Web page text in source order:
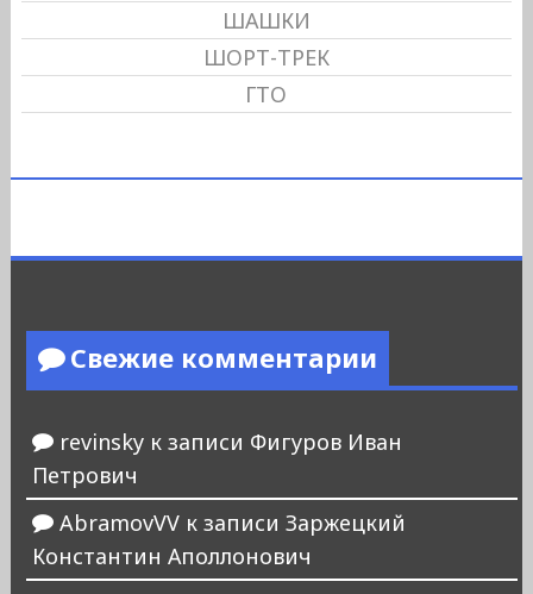
ШАШКИ
ШОРТ-ТРЕК
ГТО
Свежие комментарии
revinskyк записи Фигуров Иван
Петрович
AbramovVVк записи Заржецкий
Константин Аполлонович